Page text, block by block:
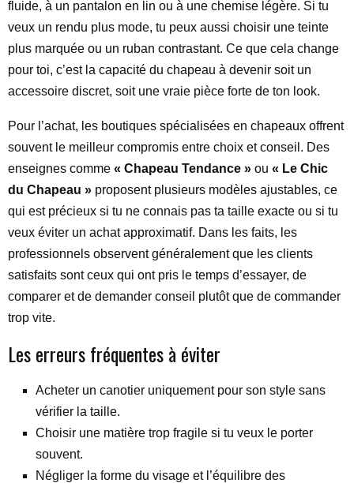
fluide, à un pantalon en lin ou à une chemise légère. Si tu
veux un rendu plus mode, tu peux aussi choisir une teinte
plus marquée ou un ruban contrastant. Ce que cela change
pour toi, c’est la capacité du chapeau à devenir soit un
accessoire discret, soit une vraie pièce forte de ton look.
Pour l’achat, les boutiques spécialisées en chapeaux offrent
souvent le meilleur compromis entre choix et conseil. Des
enseignes comme « Chapeau Tendance » ou « Le Chic
du Chapeau » proposent plusieurs modèles ajustables, ce
qui est précieux si tu ne connais pas ta taille exacte ou si tu
veux éviter un achat approximatif. Dans les faits, les
professionnels observent généralement que les clients
satisfaits sont ceux qui ont pris le temps d’essayer, de
comparer et de demander conseil plutôt que de commander
trop vite.
Les erreurs fréquentes à éviter
Acheter un canotier uniquement pour son style sans
vérifier la taille.
Choisir une matière trop fragile si tu veux le porter
souvent.
Négliger la forme du visage et l’équilibre des